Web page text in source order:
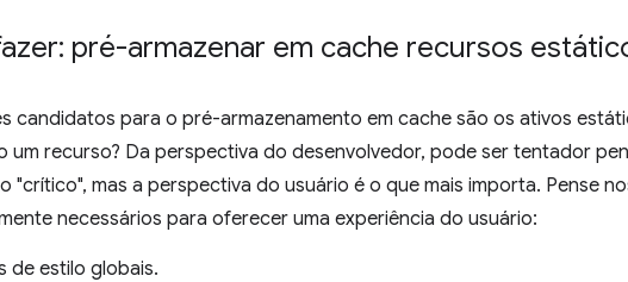
pré-armazenar em cache recursos
candidatos para o pré-armazenamento em cache são os ativos
um recurso? Da perspectiva do desenvolvedor, pode ser tentador
"crítico", mas a perspectiva do usuário é o que mais importa. Pense
necessários para oferecer uma experiência do usuário:
de estilo globais.